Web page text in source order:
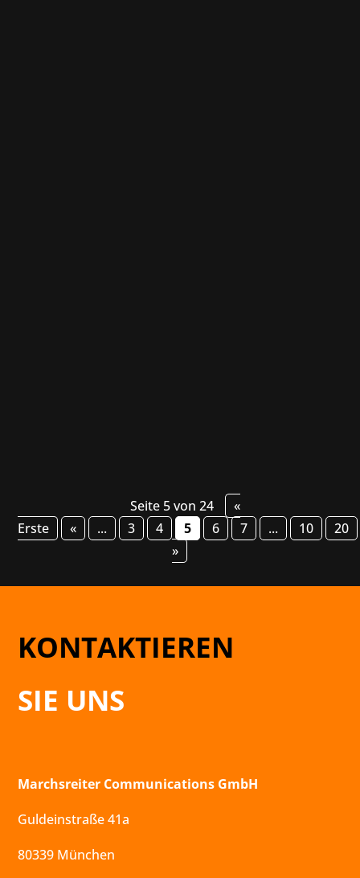
Seite 5 von 24
«
Erste
« ... 3 4 5 6 7 ... 10
20
»
KONTAKTIEREN
SIE UNS
Marchsreiter Communications GmbH
Guldeinstraße 41a
80339 München